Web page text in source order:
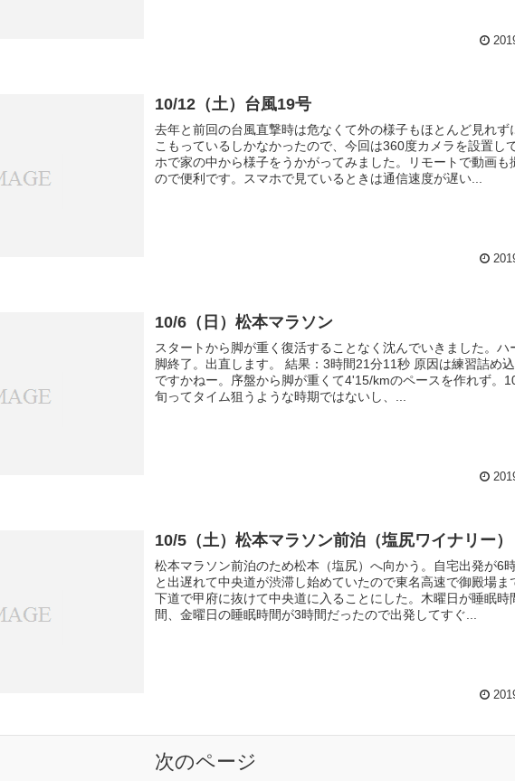
10/12（土）台風19号
去年と前回の台風直撃時は危なくて外の様子もほとんど見れず
こもっているしかなかったので、今回は360度カメラを設置し
ホで家の中から様子をうかがってみました。リモートで動画も
ので便利です。スマホで見ているときは通信速度が遅い...
10/6（日）松本マラソン
スタートから脚が重く復活することなく沈んでいきました。ハ
脚終了。出直します。 結果：3時間21分11秒 原因は練習詰め
ですかねー。序盤から脚が重くて4'15/kmのペースを作れず。
旬ってタイム狙うような時期ではないし、...
10/5（土）松本マラソン前泊（塩尻ワイナリー）
松本マラソン前泊のため松本（塩尻）へ向かう。自宅出発が6
と出遅れて中央道が渋滞し始めていたので東名高速で御殿場ま
下道で甲府に抜けて中央道に入ることにした。木曜日が睡眠時
間、金曜日の睡眠時間が3時間だったので出発してすぐ...
次のページ